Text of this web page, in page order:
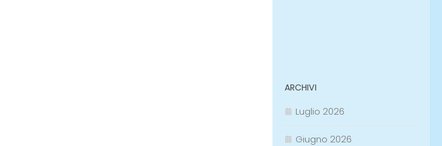
ARCHIVI
Luglio 2026
Giugno 2026